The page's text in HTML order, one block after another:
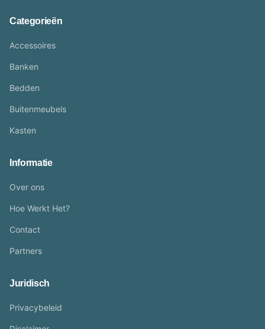
Categorieën
Accessoires
Banken
Bedden
Buitenmeubels
Kasten
Informatie
Over ons
Hoe Werkt Het?
Contact
Partners
Juridisch
Privacybeleid